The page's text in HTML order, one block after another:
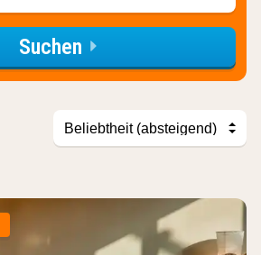
Suchen
Sortieren
nach